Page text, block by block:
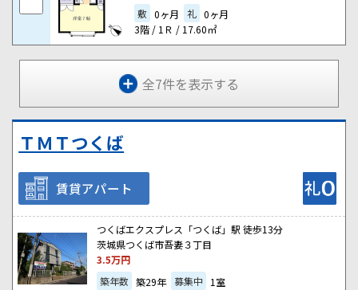
敷 0ヶ月 礼 0ヶ月
3階 / 1Ｒ / 17.60㎡
全7件を表示する
ＴＭＴつくば
賃貸アパート
つくばエクスプレス「つくば」駅 徒歩13分
茨城県つくば市吾妻３丁目
3.5万円
築年数 築29年 募集中 1室